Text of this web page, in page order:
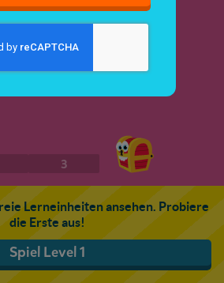
3
Lerneinheiten ansehen. Probiere
die Erste aus!
Spiel Level 1